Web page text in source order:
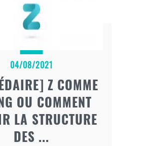
04/08/2021
Z COMME
OU COMMENT
LA STRUCTURE
DES ...